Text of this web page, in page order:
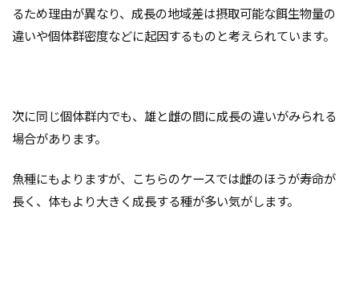
るため理由が異なり、成長の地域差は摂取可能な餌生物量の
違いや個体群密度などに起因するものと考えられています。
次に同じ個体群内でも、雄と雌の間に成長の違いがみられる
場合があります。
魚種にもよりますが、こちらのケースでは雌のほうが寿命が
長く、体もより大きく成長する種が多い気がします。